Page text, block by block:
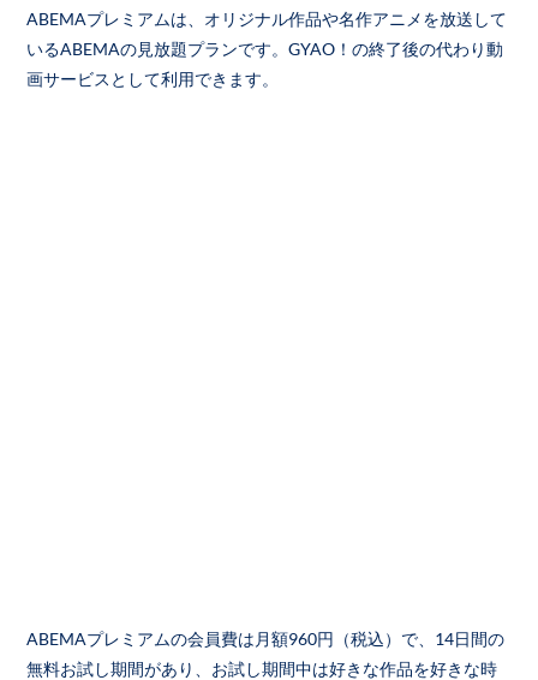
ABEMAプレミアムは、オリジナル作品や名作アニメを放送して
いるABEMAの見放題プランです。GYAO！の終了後の代わり動
画サービスとして利用できます。
ABEMAプレミアムの会員費は月額960円（税込）で、14日間の
無料お試し期間があり、お試し期間中は好きな作品を好きな時